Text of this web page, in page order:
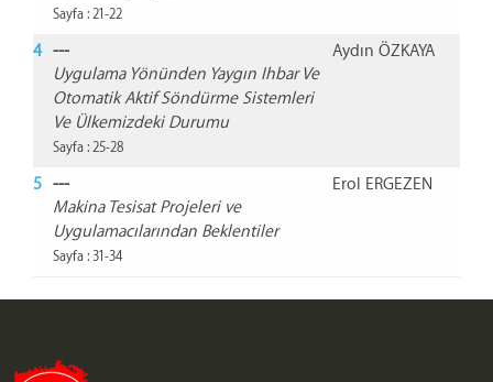
Sayfa : 21-22
4 ---
Uygulama Yönünden Yaygın Ihbar Ve
Otomatik Aktif Söndürme Sistemleri
Ve Ülkemizdeki Durumu
Sayfa : 25-28
Aydın ÖZKAYA
5 ---
Makina Tesisat Projeleri ve
Uygulamacılarından Beklentiler
Sayfa : 31-34
Erol ERGEZEN